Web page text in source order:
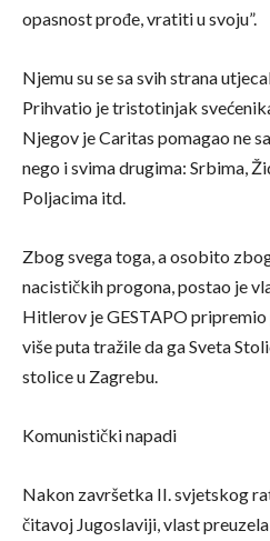
opasnost prođe, vratiti u svoju”.
Njemu su se sa svih strana
Prihvatio je tristotinjak
Njegov je Caritas pomagao ne
nego i svima drugima: Srbima,
Poljacima itd.
Zbog svega toga, a osobito
nacističkih progona, postao je
Hitlerov je GESTAPO pripremio
više puta tražile da ga Sveta
stolice u Zagrebu.
Komunistički napadi
Nakon završetka II. svjetskog
čitavoj Jugoslaviji, vlast